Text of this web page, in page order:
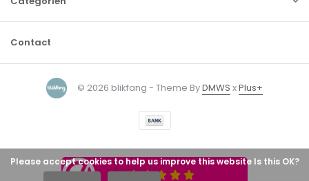
Contact
© 2026 blikfang - Theme ByDMWS xPlus+
Please accept cookies to help us improve this website Is this OK?